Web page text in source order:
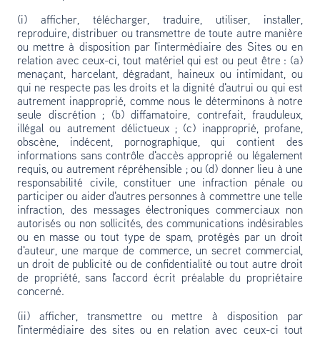
(i) afficher, télécharger, traduire, utiliser, installer,
reproduire, distribuer ou transmettre de toute autre manière
ou mettre à disposition par l'intermédiaire des Sites ou en
relation avec ceux-ci, tout matériel qui est ou peut être : (a)
menaçant, harcelant, dégradant, haineux ou intimidant, ou
qui ne respecte pas les droits et la dignité d'autrui ou qui est
autrement inapproprié, comme nous le déterminons à notre
seule discrétion ; (b) diffamatoire, contrefait, frauduleux,
illégal ou autrement délictueux ; (c) inapproprié, profane,
obscène, indécent, pornographique, qui contient des
informations sans contrôle d'accès approprié ou légalement
requis, ou autrement répréhensible ; ou (d) donner lieu à une
responsabilité civile, constituer une infraction pénale ou
participer ou aider d'autres personnes à commettre une telle
infraction, des messages électroniques commerciaux non
autorisés ou non sollicités, des communications indésirables
ou en masse ou tout type de spam, protégés par un droit
d'auteur, une marque de commerce, un secret commercial,
un droit de publicité ou de confidentialité ou tout autre droit
de propriété, sans l'accord écrit préalable du propriétaire
concerné.
(ii) afficher, transmettre ou mettre à disposition par
l'intermédiaire des sites ou en relation avec ceux-ci tout